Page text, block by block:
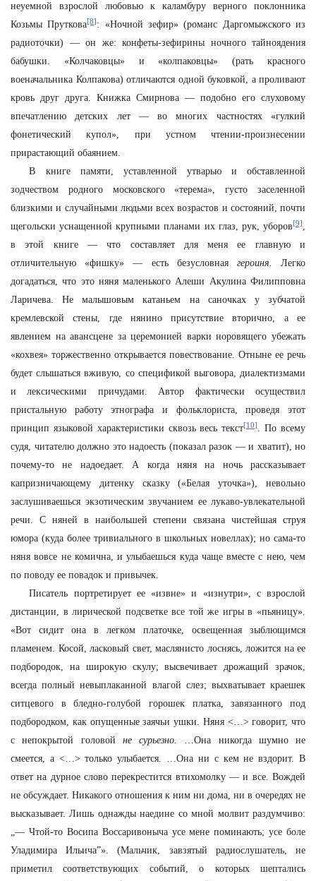
неуемной взрослой любовью к каламбуру верного поклонника
Козьмы Пруткова[8] : «Ночной зефир» (романс Даргомыжского из
радиоточки) — он же: конфеты-зефирины ночного тайноядения
бабушки. «Колчаковцы» и «колпаковцы» (рать красного
военачальника Колпакова) отличаются одной буковкой, а проливают
кровь друг друга. Книжка Смирнова — подобно его слуховому
впечатлению детских лет — во многих частностях «гулкий
фонетический купол», при устном чтении-произнесении
прирастающий обаянием.
В книге памяти, уставленной утварью и обставленной
зодчеством родного московского «терема», густо заселенной
близкими и случайными людьми всех возрастов и состояний, почти
щегольски уснащенной крупными планами их глаз, рук, уборов[9] ,
в этой книге — что составляет для меня ее главную и
отличительную «фишку» — есть безусловная героиня.
Легко
догадаться, что это няня маленького Алеши Акулина Филипповна
Ларичева. Не малышовым катаньем на саночках у зубчатой
кремлевской стены, где нянино присутствие вторично, а ее
явлением на авансцене за церемонией варки норовящего убежать
«кохвея» торжественно открывается повествование. Отныне ее речь
будет слышаться вживую, со спецификой выговора, диалектизмами
и лексическими причудами. Автор фактически осуществил
пристальную работу этнографа и фольклориста, проведя этот
принцип языковой характеристики сквозь весь текст[10] . По всему
судя, читателю должно это надоесть (показал разок — и хватит), но
почему-то не надоедает. А когда няня на ночь рассказывает
капризничающему дитенку сказку («Белая уточка»), невольно
заслушиваешься экзотическим звучанием ее лукаво-увлекательной
речи. С няней в наибольшей степени связана чистейшая струя
юмора (куда более тривиального в школьных новеллах); но сама-то
няня вовсе не комична, и улыбаешься куда чаще вместе с нею, чем
по поводу ее повадок и привычек.
Писатель портретирует ее «извне» и «изнутри», с взрослой
дистанции, в лирической подсветке все той же игры в «пьяницу».
«Вот сидит она в легком платочке, освещенная зыблющимся
пламенем. Косой, ласковый свет, маслянисто лоснясь, ложится на ее
подбородок, на широкую скулу; высвечивает дрожащий зрачок,
всегда полный невыплаканной влагой слез; выхватывает краешек
ситцевого в бледно-голубой горошек платка, завязанного под
подбородком, как опущенные заячьи ушки. Няня <…> говорит, что
с непокрытой головой не сурьезно. …Она никогда шумно не
смеется, а <…> только улыбается. …Она ни с кем не вздорит. В
ответ на дурное слово перекрестится втихомолку — и все. Вождей
не обсуждает. Никакого отношения к ним ни дома, ни в очередях не
высказывает. Лишь однажды наедине со мной молвит раздумчиво:
„— Чтой-то Восипа Воссаривоныча усе мене поминають; усе боле
Уладимира Ильича”». (Мальчик, завзятый радиослушатель, не
приметил соответствующих событий, о которых шептались